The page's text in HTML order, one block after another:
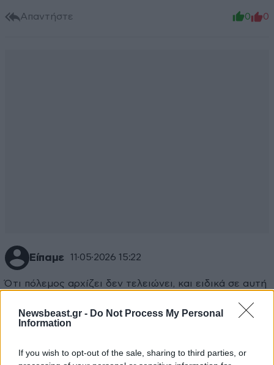
Newsbeast.gr - Do Not Process My Personal
Information
If you wish to opt-out of the sale, sharing to third parties, or
Απαντήστε 0 0
Είπαμε 11·05·2026 15:22
Ότι πόλεμος αρχίζει δεν τελειώνει, και ειδικά σε αυτή
που τώρα ίσως θα έχει καταλάβει το μέγα λάθος του
ο Τραμπ που ξεκίνησε αυτό τον πόλεμο και μαζί του
συνέπειες θα έχει αυτό από εδώ και πέρα.